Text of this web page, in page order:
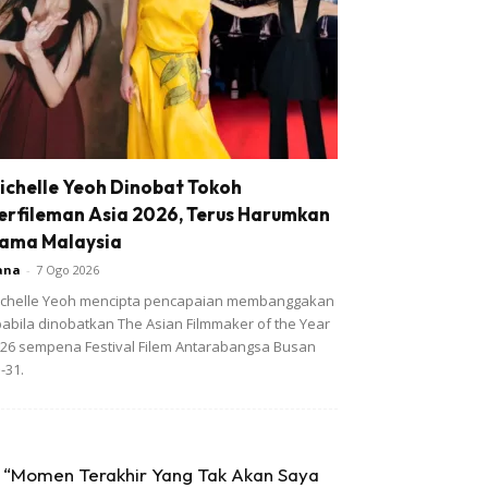
Yeoh Dinobat Tokoh
Asia 2026, Terus Harumkan
Malaysia
- 7 Ogo 2026
Yeoh mencipta pencapaian membanggakan
dinobatkan The Asian Filmmaker of the Year
sempena Festival Filem Antarabangsa Busan
31.
“Momen Terakhir Yang Tak Akan Saya